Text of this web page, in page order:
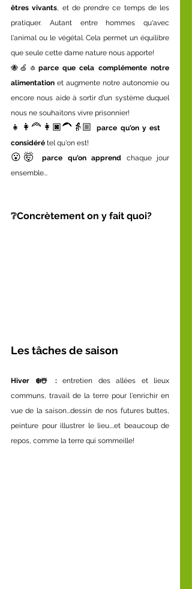
êtres vivants, et de prendre ce temps de les
pratiquer. Autant entre hommes qu'avec
l'animal ou le végétal. Cela permet un équilibre
que seule cette dame nature nous apporte!
🐝🍏🧄 parce que cela complémente notre
alimentation et augmente notre autonomie ou
encore nous aide à sortir d'un système duquel
nous ne souhaitons vivre prisonnier!
👧👩‍🦰👩🏿‍🦱👵🏼
parce qu'on y est
considéré tel qu'on est!
😮🤯 parce qu'on apprend chaque jour
ensemble...
❔Concrètement on y fait quoi?
Les tâches de saison
Hiver ❄️☃️: entretien des allées et lieux
communs, travail de la terre pour l'enrichir en
vue de la saison...dessin de nos futures buttes,
peinture pour illustrer le lieu....et beaucoup de
repos, comme la terre qui sommeille!